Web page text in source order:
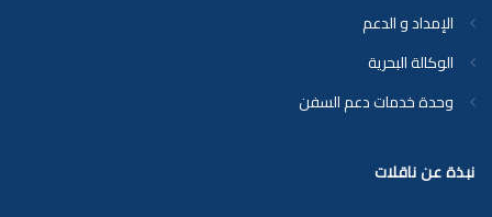
الإمداد و الدعم
الوكالة البحرية
وحدة خدمات دعم السفن
نبذة عن ناقلات